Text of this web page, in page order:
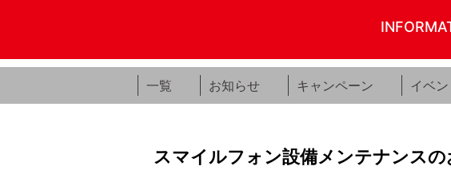
一覧 お知らせ キャンペーン イベン
スマイルフォン設備メンテナンス